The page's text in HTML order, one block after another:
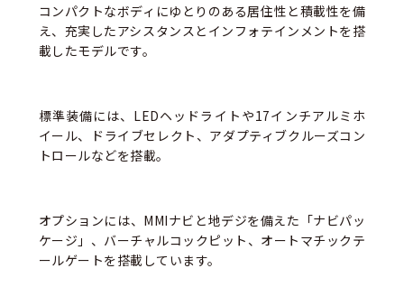
コンパクトなボディにゆとりのある居住性と積載性を備
え、充実したアシスタンスとインフォテインメントを搭
載したモデルです。
標準装備には、LEDヘッドライトや17インチアルミホ
イール、ドライブセレクト、アダプティブクルーズコン
トロールなどを搭載。
オプションには、MMIナビと地デジを備えた「ナビパッ
ケージ」、バーチャルコックピット、オートマチックテ
ールゲートを搭載しています。